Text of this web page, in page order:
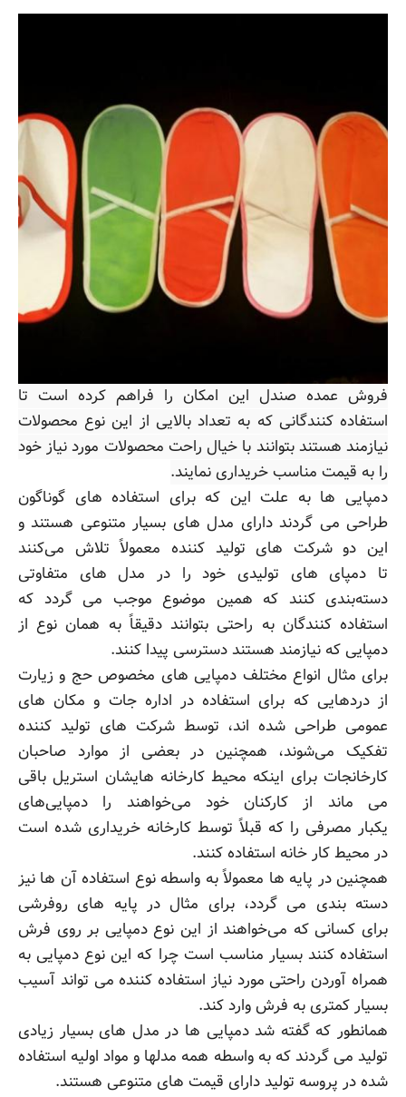
فروش عمده صندل این امکان را فراهم کرده است تا
استفاده کنندگانی که به تعداد بالایی از این نوع محصولات
نیازمند هستند بتوانند با خیال راحت محصولات مورد نیاز خود
را به قیمت مناسب خریداری نمایند.
دمپایی ها به علت این که برای استفاده های گوناگون
طراحی می گردند دارای مدل های بسیار متنوعی هستند و
این دو شرکت های تولید کننده معمولاً تلاش می‌کنند
تا دمپای های تولیدی خود را در مدل های متفاوتی
دسته‌بندی کنند که همین موضوع موجب می گردد که
استفاده کنندگان به راحتی بتوانند دقیقاً به همان نوع از
دمپایی که نیازمند هستند دسترسی پیدا کنند.
برای مثال انواع مختلف دمپایی های مخصوص حج و زیارت
از دردهایی که برای استفاده در اداره جات و مکان های
عمومی طراحی شده اند، توسط شرکت های تولید کننده
تفکیک می‌شوند، همچنین در بعضی از موارد صاحبان
کارخانجات برای اینکه محیط کارخانه هایشان استریل باقی
می ماند از کارکنان خود می‌خواهند را دمپایی‌های
یکبار مصرفی را که قبلاً توسط کارخانه خریداری شده است
در محیط کار خانه استفاده کنند.
همچنین در پایه ها معمولاً به واسطه نوع استفاده آن ها نیز
دسته بندی می گردد، برای مثال در پایه های روفرشی
برای کسانی که می‌خواهند از این نوع دمپایی بر روی فرش
استفاده کنند بسیار مناسب است چرا که این نوع دمپایی به
همراه آوردن راحتی مورد نیاز استفاده کننده می تواند آسیب
بسیار کمتری به فرش وارد کند.
همانطور که گفته شد دمپایی ها در مدل های بسیار زیادی
تولید می گردند که به واسطه همه مدلها و مواد اولیه استفاده
شده در پروسه تولید دارای قیمت های متنوعی هستند.